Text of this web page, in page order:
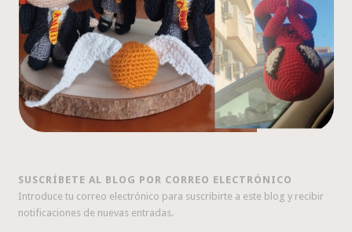
SUSCRÍBETE AL BLOG POR CORREO ELECTRÓNICO
Introduce tu correo electrónico para suscribirte a este blog y recibir
notificaciones de nuevas entradas.